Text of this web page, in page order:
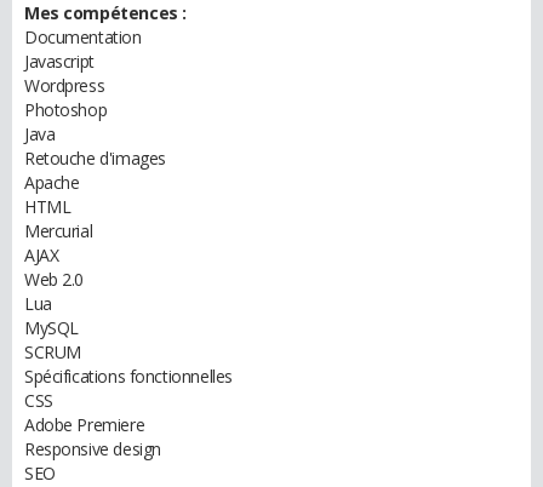
Mes compétences :
Documentation
Javascript
Wordpress
Photoshop
Java
Retouche d'images
Apache
HTML
Mercurial
AJAX
Web 2.0
Lua
MySQL
SCRUM
Spécifications fonctionnelles
CSS
Adobe Premiere
Responsive design
SEO